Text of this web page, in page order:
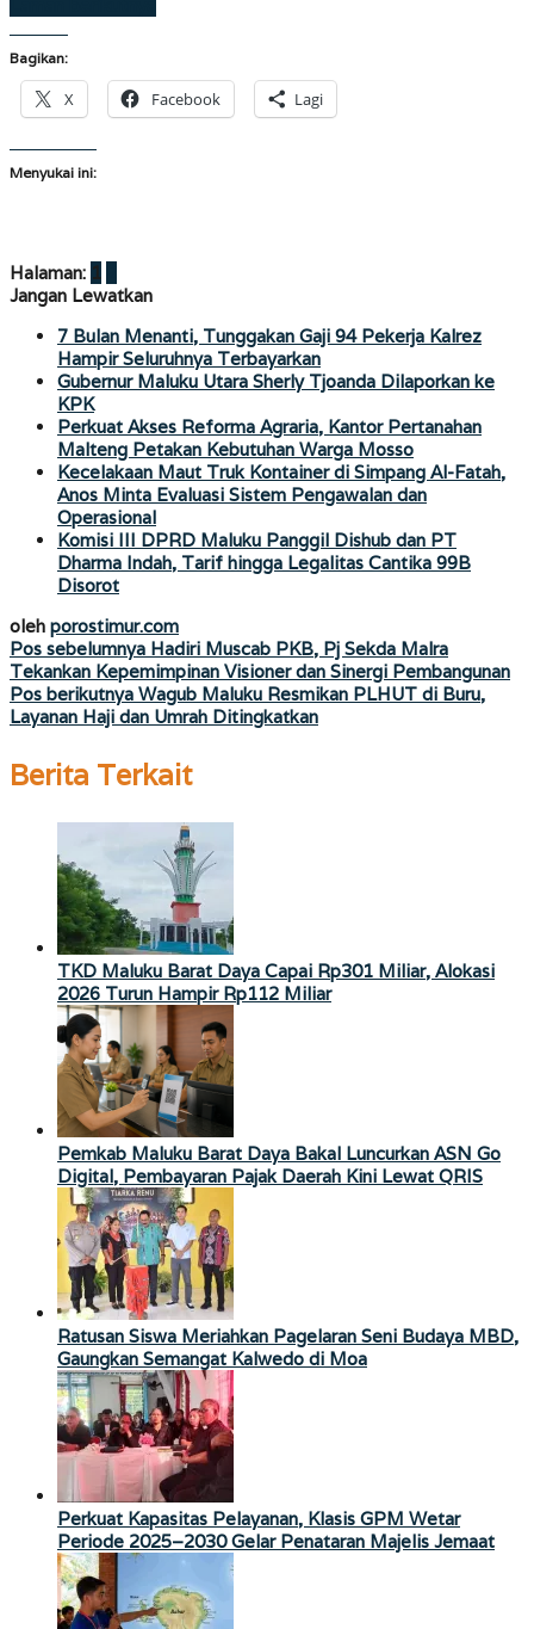
Bagikan:
X Facebook Lagi
Menyukai ini:
Halaman: 1
Jangan Lewatkan
7 Bulan Menanti, Tunggakan Gaji 94 Pekerja Kalrez
Hampir Seluruhnya Terbayarkan
Gubernur Maluku Utara Sherly Tjoanda Dilaporkan ke
KPK
Perkuat Akses Reforma Agraria, Kantor Pertanahan
Malteng Petakan Kebutuhan Warga Mosso
Kecelakaan Maut Truk Kontainer di Simpang Al-Fatah,
Anos Minta Evaluasi Sistem Pengawalan dan
Operasional
Komisi III DPRD Maluku Panggil Dishub dan PT
Dharma Indah, Tarif hingga Legalitas Cantika 99B
Disorot
oleh porostimur.com
Navigasi
pos
Pos sebelumnya Hadiri Muscab PKB, Pj Sekda Malra
Tekankan Kepemimpinan Visioner dan Sinergi Pembangunan
Pos berikutnya Wagub Maluku Resmikan PLHUT di Buru,
Layanan Haji dan Umrah Ditingkatkan
Berita Terkait
TKD Maluku Barat Daya Capai Rp301 Miliar, Alokasi
2026 Turun Hampir Rp112 Miliar
Pemkab Maluku Barat Daya Bakal Luncurkan ASN Go
Digital, Pembayaran Pajak Daerah Kini Lewat QRIS
Ratusan Siswa Meriahkan Pagelaran Seni Budaya MBD,
Gaungkan Semangat Kalwedo di Moa
Perkuat Kapasitas Pelayanan, Klasis GPM Wetar
Periode 2025–2030 Gelar Penataran Majelis Jemaat